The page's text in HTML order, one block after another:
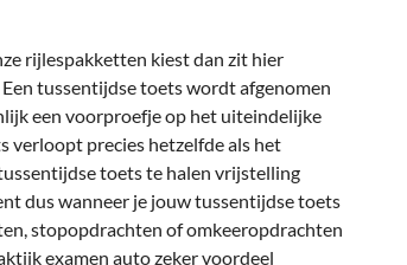
rijlespakketten kiest dan zit hier
tussentijdse toets wordt afgenomen
een voorproefje op het uiteindelijke
verloopt precies hetzelfde als het
toets te halen vrijstelling
dus wanneer je jouw tussentijdse toets
stopopdrachten of omkeeropdrachten
examen auto zeker voordeel